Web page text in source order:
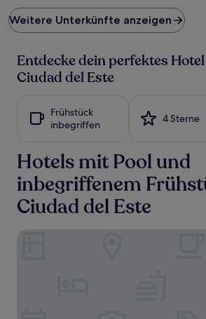
Preis
pro
Nacht,
den
letzten
einen
1 Übernachtung
von
2 Erwachsenen
gefunden
wurde.
und
Weitere Unterkünfte anzeigen
Entdecke dein perfektes
Ciudad del Este
Frühstück
inbegriffen
4 Sterne
Hotels mit Pool und
inbegriffenem
Ciudad del Este
Nobile Hotel Convention Ciudad Del